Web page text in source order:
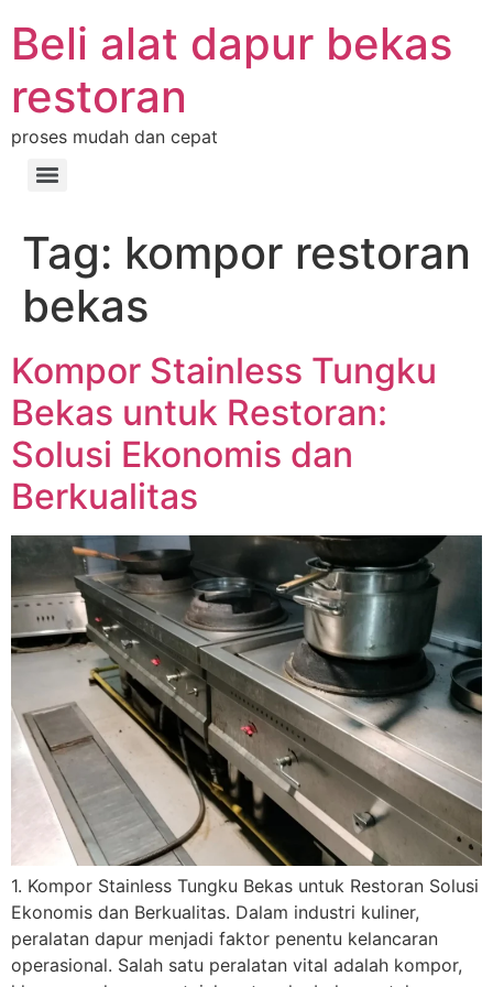
Beli alat dapur bekas
restoran
proses mudah dan cepat
Tag: kompor restoran
bekas
Kompor Stainless Tungku
Bekas untuk Restoran:
Solusi Ekonomis dan
Berkualitas
1. Kompor Stainless Tungku Bekas untuk Restoran Solusi
Ekonomis dan Berkualitas. Dalam industri kuliner,
peralatan dapur menjadi faktor penentu kelancaran
operasional. Salah satu peralatan vital adalah kompor,